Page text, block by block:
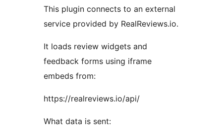
This plugin connects to an external
service provided by RealReviews.io.
It loads review widgets and
feedback forms using iframe
embeds from:
https://realreviews.io/api/
What data is sent: